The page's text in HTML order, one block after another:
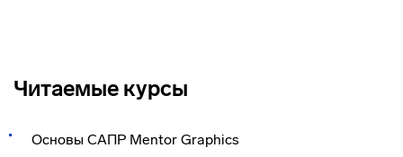
Читаемые курсы
Основы САПР Mentor Graphics